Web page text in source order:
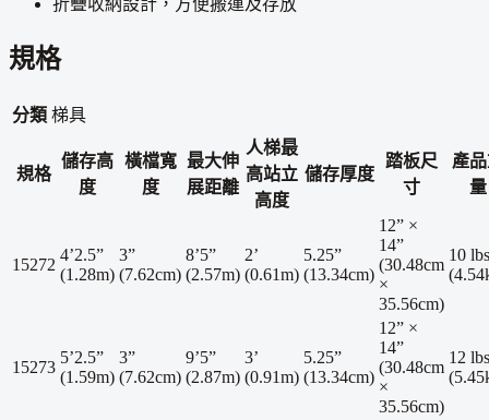
折疊收納設計，方便搬運及存放
規格
分類 梯具
規格
儲存高
度
橫檔寬
度
最大伸
展距離
人梯最
高站立
高度
儲存厚度
踏板尺
寸
產
量
15272
4’2.5”
(1.28m)
3”
(7.62cm)
8’5”
(2.57m)
2’
(0.61m)
5.25”
(13.34cm)
12” ×
14”
(30.48cm
×
35.56cm)
10 lbs
15273
5’2.5”
(1.59m)
3”
(7.62cm)
9’5”
(2.87m)
3’
(0.91m)
5.25”
(13.34cm)
12” ×
14”
(30.48cm
×
35.56cm)
12 lbs